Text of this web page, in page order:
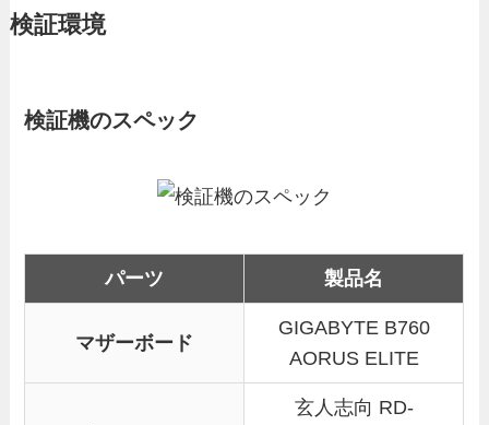
検証環境
検証機のスペック
パーツ 製品名
マザーボード
GIGABYTE B760
AORUS ELITE
玄人志向 RD-